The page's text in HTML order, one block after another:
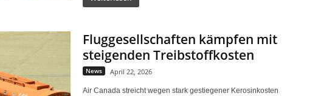
Fluggesellschaften kämpfen mit
steigenden Treibstoffkosten
News April 22, 2026
Air Canada streicht wegen stark gestiegener Kerosinkosten